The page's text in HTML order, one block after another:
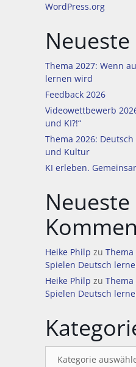
WordPress.org
Thema 2027: Wenn
lernen wird
Feedback 2026
Videowettbewerb
und KI?!“
Thema 2026:
und Kultur
KI erleben.
Neueste
Heike Philp zu Thema
Spielen Deutsch
Heike Philp zu Thema
Spielen Deutsch